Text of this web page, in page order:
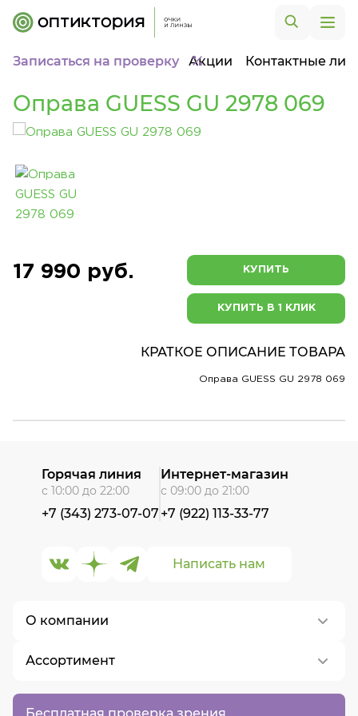
Записаться на проверку Акции Контактные
Оправа GUESS GU 2978 069
17 990 руб. КУПИТЬ
КУПИТЬ В 1 КЛИК
КРАТКОЕ ОПИСАНИЕ ТОВАРА
Оправа GUESS GU 2978 069
Бесплатная проверка зрения
О компании
О нас
Контакты
Ассортимент
Написать нам
Горячая линия
с 10:00 до 22:00
+7 (343) 273-07-07
Интернет-магазин
с 09:00 до 21:00
+7 (922) 113-33-77